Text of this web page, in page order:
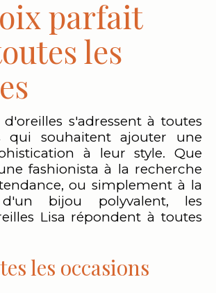
parfait
les
d'oreilles s'adressent à toutes
qui souhaitent ajouter une
à leur style. Que
fashionista à la recherche
ou simplement à la
d'un bijou polyvalent, les
Lisa répondent à toutes
les occasions